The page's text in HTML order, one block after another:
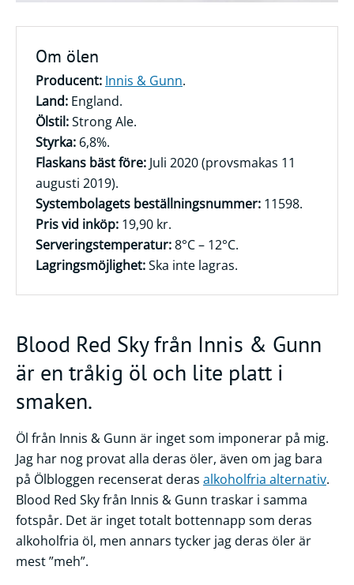
Om ölen
Producent: Innis & Gunn.
Land: England.
Ölstil:Strong Ale.
Styrka: 6,8%.
Flaskans bäst före: Juli 2020 (provsmakas 11
augusti 2019).
Systembolagets beställningsnummer: 11598.
Pris vid inköp: 19,90 kr.
Serveringstemperatur:8°C – 12°C.
Lagringsmöjlighet:Ska inte lagras.
Blood Red Sky från Innis & Gunn
är en tråkig öl och lite platt i
smaken.
Öl från Innis & Gunn är inget som imponerar på mig.
Jag har nog provat alla deras öler, även om jag bara
på Ölbloggen recenserat deras alkoholfria alternativ.
Blood Red Sky från Innis & Gunn traskar i samma
fotspår. Det är inget totalt bottennapp som deras
alkoholfria öl, men annars tycker jag deras öler är
mest ”meh”.